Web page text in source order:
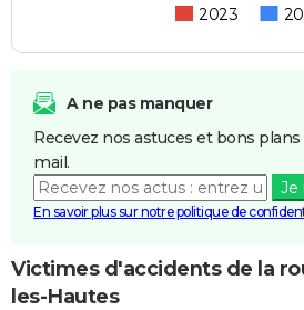
2023
A ne pas manquer
Recevez nos astuces et bons
mail.
Je
En savoir plus sur notre politique de
Victimes d'accidents de la
les-Hautes